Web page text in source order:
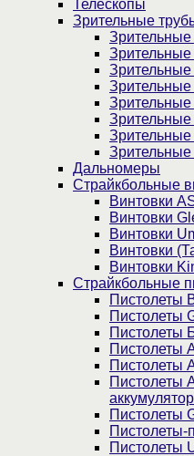
Телескопы
Зрительные
Дальномеры
Страйкбольные
Винтовки
Винтовки
Винтовки
Винтовки
Винтовки
Страйкбольные
Пистолеты
Пистолеты
Пистолеты
Пистолеты
Пистолеты
Пистолеты
Пистолеты
Пистолеты-
Пистолеты